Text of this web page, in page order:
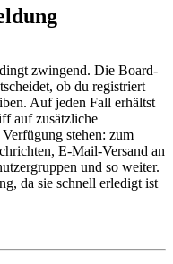
zwingend. Die Board-
ob du registriert
Auf jeden Fall erhältst
auf zusätzliche
stehen: zum
E-Mail-Versand an
und so weiter.
da sie schnell erledigt ist